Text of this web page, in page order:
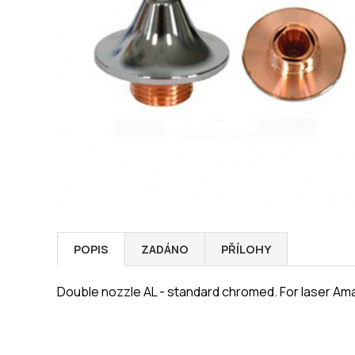
POPIS ZADÁNO PŘÍLOHY
Double nozzle AL - standard chromed. For laser